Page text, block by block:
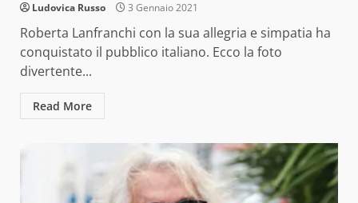
Ludovica Russo 3 Gennaio 2021
Roberta Lanfranchi con la sua allegria e simpatia ha
conquistato il pubblico italiano. Ecco la foto
divertente...
Read More